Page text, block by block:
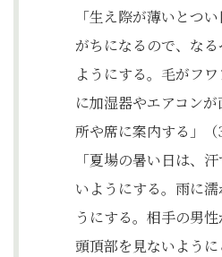
「生え際が薄いとつ
がちになるので、な
ようにする。毛がフ
に加湿器やエアコン
所や席に案内する」（
「夏場の暑い日は、
いようにする。雨に
うにする。相手の男性
頭頂部を見ないよう